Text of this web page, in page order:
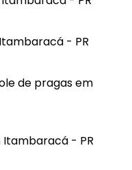
- PR
de pragas em
- PR